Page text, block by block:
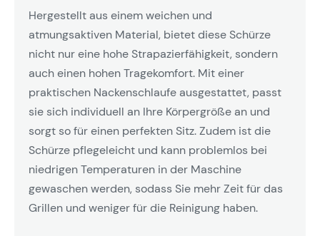
Hergestellt aus einem weichen und
atmungsaktiven Material, bietet diese Schürze
nicht nur eine hohe Strapazierfähigkeit, sondern
auch einen hohen Tragekomfort. Mit einer
praktischen Nackenschlaufe ausgestattet, passt
sie sich individuell an Ihre Körpergröße an und
sorgt so für einen perfekten Sitz. Zudem ist die
Schürze pflegeleicht und kann problemlos bei
niedrigen Temperaturen in der Maschine
gewaschen werden, sodass Sie mehr Zeit für das
Grillen und weniger für die Reinigung haben.